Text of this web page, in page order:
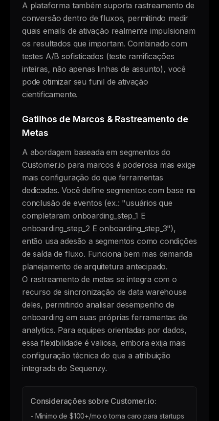
A plataforma também suporta rastreamento de
conversão dentro de fluxos, permitindo medir
quais emails de ativação realmente impulsionam
os resultados que importam. Combinado com
testes A/B sofisticados (teste ramificações
inteiras, não apenas linhas de assunto), você
pode otimizar seu funil de ativação
cientificamente.
Gatilhos de Marcos & Rastreamento de
Metas
A abordagem baseada em segmentos do
Customer.io para marcos é poderosa mas exige
mais configuração do que ferramentas
dedicadas. Você define segmentos com base na
conclusão de eventos (ex.: "usuários que
completaram onboarding_step_1 E
onboarding_step_2 E onboarding_step_3"),
então usa adesão a segmentos como condições
de saída de fluxo. Funciona bem mas demanda
planejamento de arquitetura antecipado.
O rastreamento de metas se integra com o
recurso de sincronização de data warehouse
deles, permitindo analisar desempenho de
onboarding em suas próprias ferramentas de
analytics. Para equipes orientadas por dados,
essa flexibilidade é valiosa, embora exija mais
configuração técnica do que a atribuição
integrada do Sequenzy.
Considerações sobre Customer.io:
- Mínimo de $100+/mo o torna caro para startups